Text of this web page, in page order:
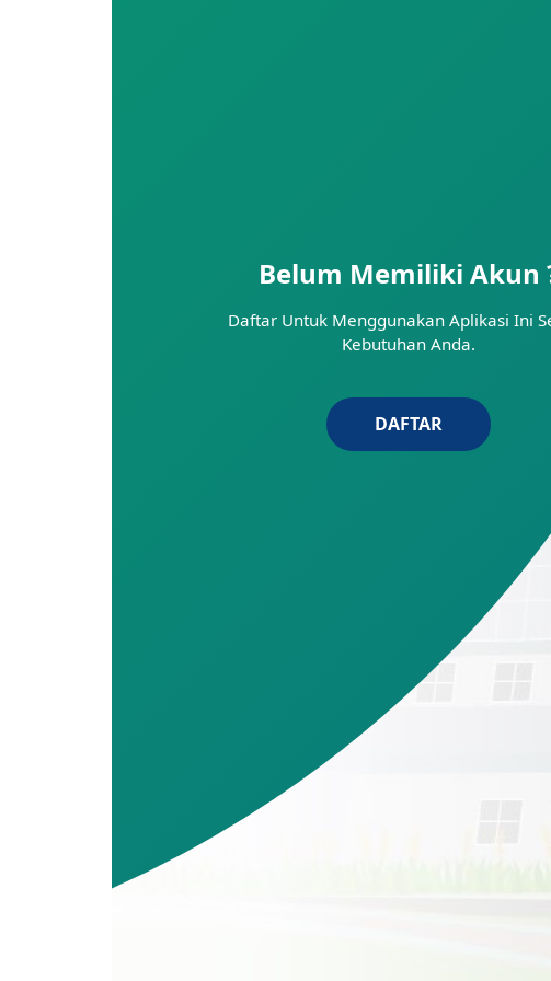
Belum Memiliki Akun
Daftar Untuk Menggunakan Aplikasi Ini
Kebutuhan Anda.
DAFTAR